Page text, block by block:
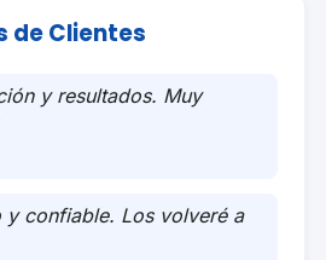
de Clientes
y resultados. Muy
y confiable. Los volveré a